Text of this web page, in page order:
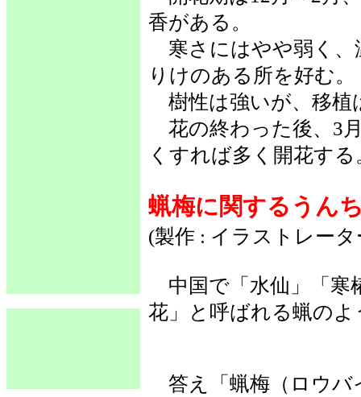
香がある。
寒さにはやや弱く、
りけのある所を好む。
樹性は強いが、移植
花の終わった後、3
くすれば多く開花する
蝋梅に関するうん
(製作 : イラストレー
中国で「水仙」「寒
花」と呼ばれる蝋の
答え「蝋梅（ロウバ